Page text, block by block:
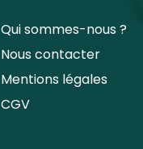
Qui sommes-nous ?
Nous contacter
Mentions légales
CGV